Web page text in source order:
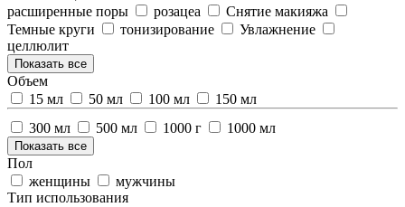
расширенные поры
розацеа
Снятие макияжа
Темные круги
тонизирование
Увлажнение
целлюлит
Показать все
Объем
15 мл
50 мл 100 мл
150 мл
300 мл
500 мл 1000 г 1000 мл
Показать все
Пол
женщины
мужчины
Тип использования